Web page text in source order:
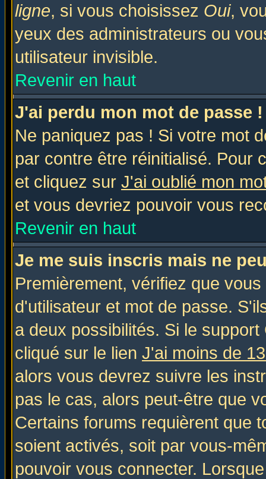
ligne, si vous choisissez Oui,
yeux des administrateurs ou
utilisateur invisible.
Revenir en haut
J'ai perdu mon mot de passe !
Ne paniquez pas ! Si votre mot
par contre être réinitialisé. Pour
et cliquez sur J'ai oublié mon
et vous devriez pouvoir vous
Revenir en haut
Je me suis inscris mais ne
Premièrement, vérifiez que
d'utilisateur et mot de passe.
a deux possibilités. Si le
cliqué sur le lien J'ai moins de
alors vous devrez suivre les
pas le cas, alors peut-être que
Certains forums requièrent que
soient activés, soit par vous-
pouvoir vous connecter.